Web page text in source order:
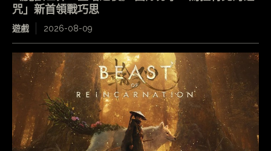
咒」新首領戰巧思
遊戲 2026-08-09